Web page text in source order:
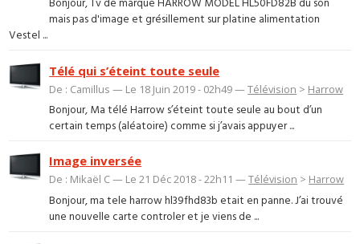
Bonjour, Tv de marque HARROW MODEL HL50FD82B du son
mais pas d'image et grésillement sur platine alimentation
Vestel ...
Télé qui s’éteint toute seule
De : Camillus — Le 18 Juin 2019 - 02h49 —Télévision > Harrow
Bonjour, Ma télé Harrow s’éteint toute seule au bout d’un
certain temps (aléatoire) comme si j’avais appuyer ...
Image inversée
De : Mikaël C — Le 21 Déc 2018 - 22h11 —Télévision > Harrow
Bonjour, ma tele harrow hl39fhd83b etait en panne. J’ai trouvé
une nouvelle carte controler et je viens de ...